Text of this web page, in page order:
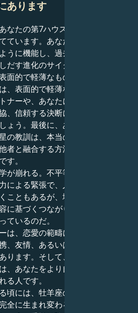
あります
なたの第7ハウスである牡羊座に
ています。あなたにとってこれ
うに機能し、過去に目を向けたか
だす進化のサイクルです。
面的で軽薄なものではありませ
、表面的で軽薄なものではありま
ナーや、あなたに挑戦してくる
、信頼する決断に集中するような
ょう。最後に、あなたが依存しす
の教訓は、本当の成長は、自分を
者と融合する方法を学ぶことから
す。
が崩れる。不平等、秘密主義、あ
による緊張で、人間関係に亀裂が
こともあるが、壊れていくもの
に基づくつながりという、本当の
ているのだ。
は、恋愛の範疇にとどまりませ
、友情、あるいはライバルによっ
ります。そして、今あなたの人生
、あなたをより自己認識へと刺激
る人です。
頃には、牡羊座のあなたのパート
全に生まれ変わるでしょう。もは